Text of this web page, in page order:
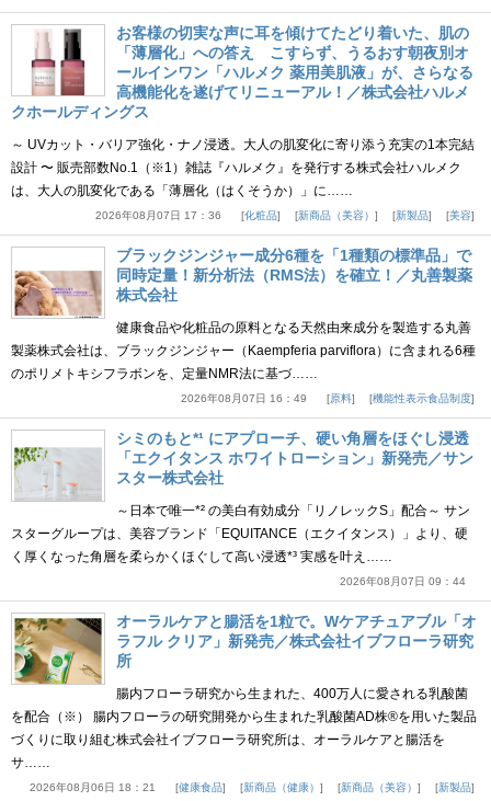
お客様の切実な声に耳を傾けてたどり着いた、肌の
「薄層化」への答え こすらず、うるおす朝夜別オ
ールインワン「ハルメク 薬用美肌液」が、さらなる
高機能化を遂げてリニューアル！／株式会社ハルメ
クホールディングス
～ UVカット・バリア強化・ナノ浸透。大人の肌変化に寄り添う充実の1本完結
設計 〜 販売部数No.1（※1）雑誌『ハルメク』を発行する株式会社ハルメク
は、大人の肌変化である「薄層化（はくそうか）」に……
2026年08月07日 17：36 化粧品 新商品（美容） 新製品 美容
ブラックジンジャー成分6種を「1種類の標準品」で
同時定量！新分析法（RMS法）を確立！／丸善製薬
株式会社
健康食品や化粧品の原料となる天然由来成分を製造する丸善
製薬株式会社は、ブラックジンジャー（Kaempferia parviflora）に含まれる6種
のポリメトキシフラボンを、定量NMR法に基づ……
2026年08月07日 16：49 原料 機能性表示食品制度
シミのもと*¹ にアプローチ、硬い角層をほぐし浸透
「エクイタンス ホワイトローション」新発売／サン
スター株式会社
～日本で唯一*² の美白有効成分「リノレックS」配合～ サン
スターグループは、美容ブランド「EQUITANCE（エクイタンス）」より、硬
く厚くなった角層を柔らかくほぐして高い浸透*³ 実感を叶え……
2026年08月07日 09：44
オーラルケアと腸活を1粒で。Wケアチュアブル「オ
ラフル クリア」新発売／株式会社イブフローラ研究
所
腸内フローラ研究から生まれた、400万人に愛される乳酸菌
を配合（※） 腸内フローラの研究開発から生まれた乳酸菌AD株®を用いた製品
づくりに取り組む株式会社イブフローラ研究所は、オーラルケアと腸活を
サ……
2026年08月06日 18：21 健康食品 新商品（健康） 新商品（美容） 新製品